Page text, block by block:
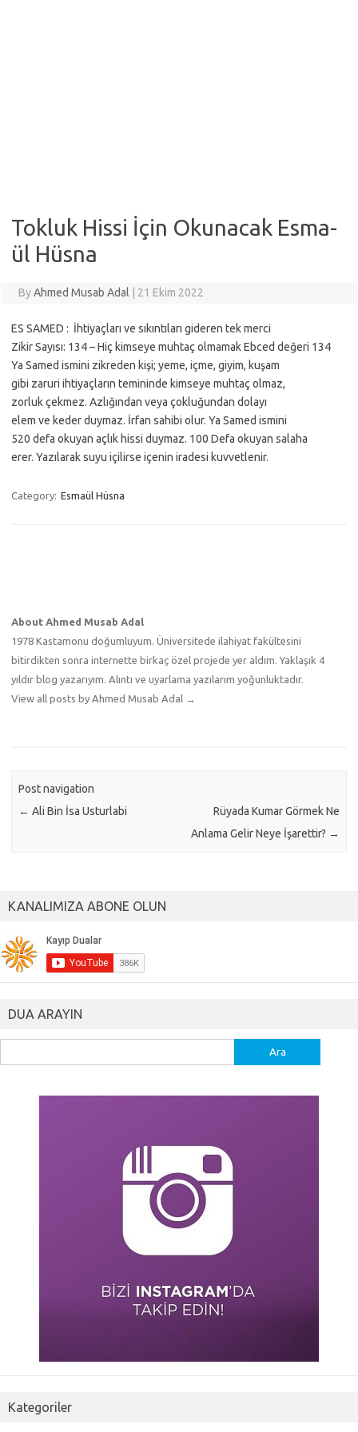
Tokluk Hissi İçin Okunacak Esma-
ül Hüsna
ByAhmed Musab Adal 21 Ekim 2022
ES SAMED : İhtiyaçları ve sıkıntıları gideren tek merci
Zikir Sayısı: 134 – Hiç kimseye muhtaç olmamak Ebced değeri 134
Ya Samed ismini zikreden kişi; yeme, içme, giyim, kuşam
gibi zaruri ihtiyaçların temininde kimseye muhtaç olmaz,
zorluk çekmez. Azlığından veya çokluğundan dolayı
elem ve keder duymaz. İrfan sahibi olur. Ya Samed ismini
520 defa okuyan açlık hissi duymaz. 100 Defa okuyan salaha
erer. Yazılarak suyu içilirse içenin iradesi kuvvetlenir.
Category: Esmaül Hüsna
About Ahmed Musab Adal
1978 Kastamonu doğumluyum. Üniversitede ilahiyat fakültesini
bitirdikten sonra internette birkaç özel projede yer aldım. Yaklaşık 4
yıldır blog yazarıyım. Alıntı ve uyarlama yazılarım yoğunluktadır.
View all posts by Ahmed Musab Adal →
Post navigation
← Ali Bin İsa Usturlabi
Rüyada Kumar Görmek Ne
Anlama Gelir Neye İşarettir? →
KANALIMIZA ABONE OLUN
DUA ARAYIN
Kategoriler